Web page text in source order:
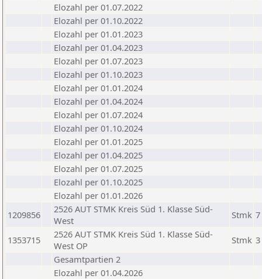
Elozahl per 01.07.2022
Elozahl per 01.10.2022
Elozahl per 01.01.2023
Elozahl per 01.04.2023
Elozahl per 01.07.2023
Elozahl per 01.10.2023
Elozahl per 01.01.2024
Elozahl per 01.04.2024
Elozahl per 01.07.2024
Elozahl per 01.10.2024
Elozahl per 01.01.2025
Elozahl per 01.04.2025
Elozahl per 01.07.2025
Elozahl per 01.10.2025
Elozahl per 01.01.2026
1209856
2526 AUT STMK Kreis Süd 1. Klasse Süd-
West
Stmk 7
1353715
2526 AUT STMK Kreis Süd 1. Klasse Süd-
West OP
Stmk 3
Gesamtpartien 2
Elozahl per 01.04.2026